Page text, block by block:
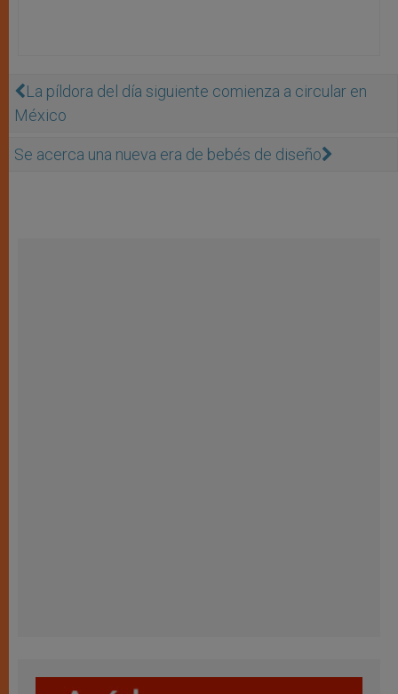
La píldora del día siguiente comienza a circular en
México
Se acerca una nueva era de bebés de diseño